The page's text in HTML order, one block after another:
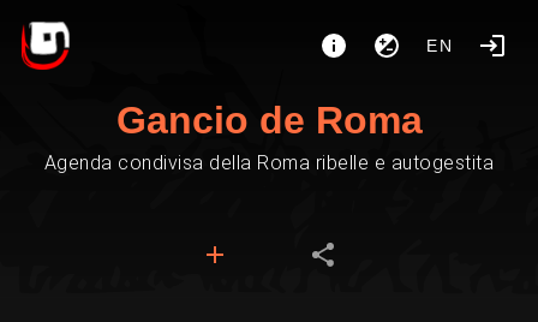
EN
Gancio de Roma
Agenda condivisa della Roma ribelle e autogestita